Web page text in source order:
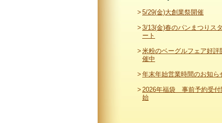
5/29(金)大創業祭開催
3/13(金)春のパンまつりスタ
ート
米粉のベーグルフェア好評
催中
年末年始営業時間のお知ら
2026年福袋 事前予約受付
始